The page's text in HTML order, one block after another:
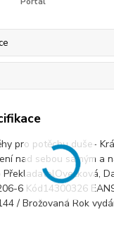
pro potěchu duše-
nad sebou samým a
6 Kód14300326
/ Brožovaná Rok